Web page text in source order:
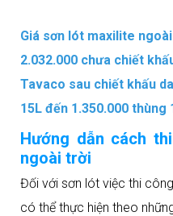
Giá sơn lót maxilite
2.032.000 chưa chiết
Tavaco sau chiết khấu
15L đến 1.350.000 thùng
Hướng dẫn cách
ngoài trời
Đối với sơn lót việc thi
có thể thực hiện theo